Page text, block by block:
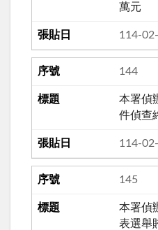
萬元
114-
144
本署偵
件偵查
114-
145
本署偵
表選舉